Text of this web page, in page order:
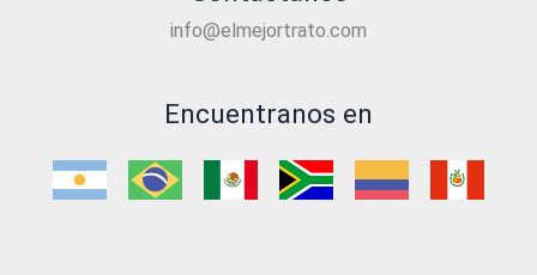
info@elmejortrato.com
Encuentranos en